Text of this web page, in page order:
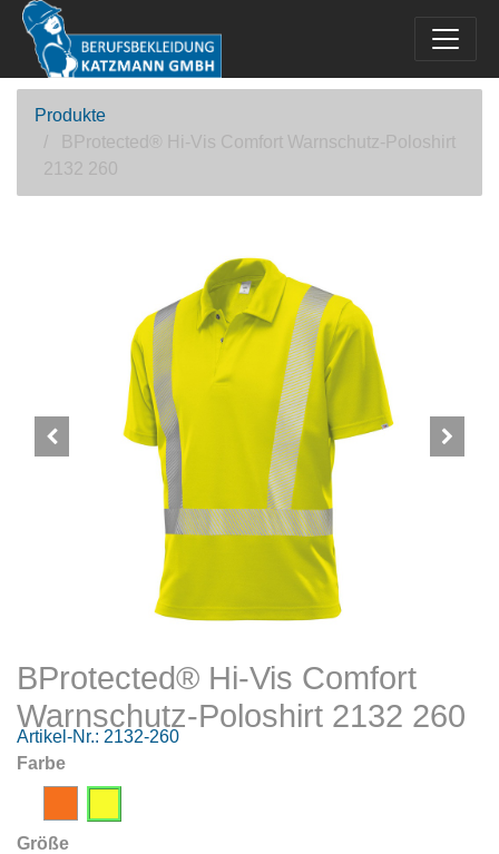
Produkte
BProtected® Hi-Vis Comfort Warnschutz-Poloshirt
2132 260
BProtected® Hi-Vis Comfort
Warnschutz-Poloshirt 2132 260
Artikel-Nr.: 2132-260
Farbe
Größe